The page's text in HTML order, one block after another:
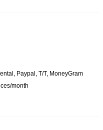
Paypal, T/T, MoneyGram
month